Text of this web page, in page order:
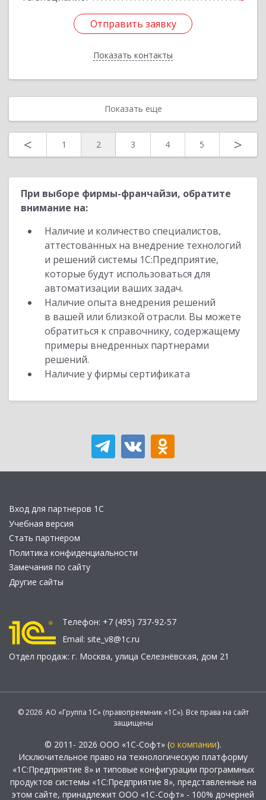
Отправить заявку
Показать контакты
Отправить заявку
Назад
Показать еще
< 1 2 3 4 5 >
При выборе фирмы-франчайзи, обратите
внимание на:
Наличие и количество специалистов,
аттестованных на внедрение технологий
и решений системы 1С:Предприятие,
которые будут использоваться для
автоматизации ваших задач.
Наличие опыта внедрения решений
в вашей или близкой отрасли. Вы можете
обратиться к справочнику, содержащему
примеры внедренных партнерами
решений.
Наличие у фирмы сертификата
Вход для партнеров 1С
Учебная версия
Стать партнером
Политика конфиденциальности
Замечания по сайту
Другие сайты
Телефон: +7 (495) 737-92-57
Email: site_v8@1c.ru
Отдел продаж: г. Москва, улица Селезнёвская, дом 21
© 2026 АО «Группа 1С» (правопреемник «1С»). Все права на сайт
защищены
© 2011- 2026 ООО «1С-Софт» (о компании).
Исключительное право на технологическую платформу
«1С:Предприятие 8» и типовые конфигурации программных
продуктов системы «1С:Предприятие 8», представленные на
этом сайте, принадлежит ООО «1С-Софт» - 100% дочерней